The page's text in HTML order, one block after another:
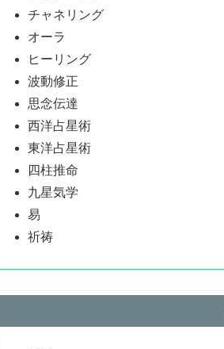
チャネリング
オーラ
ヒーリング
波動修正
思念伝達
西洋占星術
東洋占星術
四柱推命
九星気学
易
祈祷